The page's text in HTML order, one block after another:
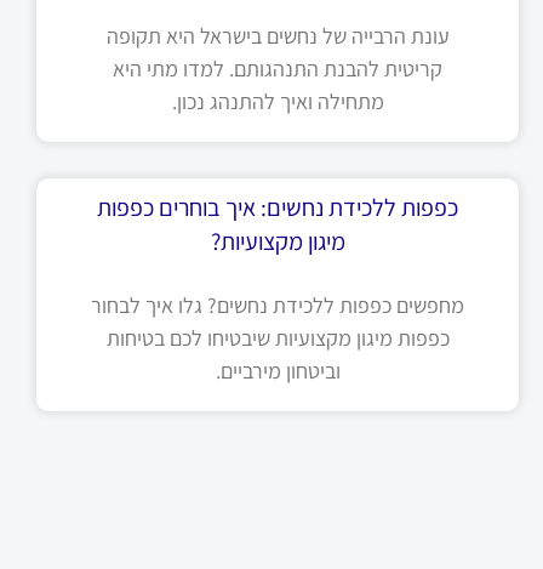
עונת הרבייה של נחשים בישראל היא תקופה
קריטית להבנת התנהגותם. למדו מתי היא
מתחילה ואיך להתנהג נכון.
כפפות ללכידת נחשים: איך בוחרים כפפות
מיגון מקצועיות?
מחפשים כפפות ללכידת נחשים? גלו איך לבחור
כפפות מיגון מקצועיות שיבטיחו לכם בטיחות
וביטחון מירביים.